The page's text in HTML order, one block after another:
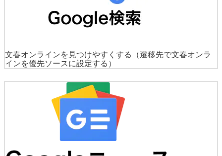
文春オンラインを見つけやすくする
（遷移先で文春オンラ
インを優先ソースに設定する）